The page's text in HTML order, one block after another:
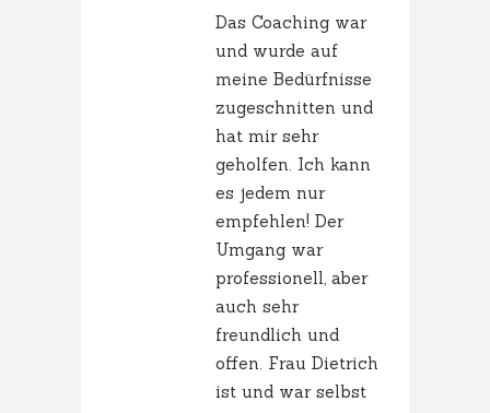
Das Coaching war
und wurde auf
meine Bedürfnisse
zugeschnitten und
hat mir sehr
geholfen. Ich kann
es jedem nur
empfehlen! Der
Umgang war
professionell, aber
auch sehr
freundlich und
offen. Frau Dietrich
ist und war selbst